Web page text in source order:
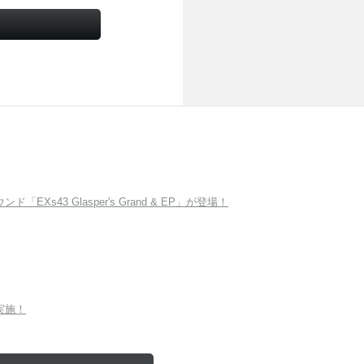
ド「EXs43 Glasper's Grand & EP」が登場！
！